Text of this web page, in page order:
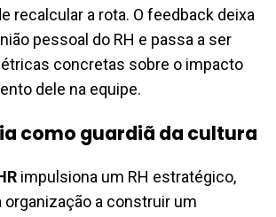
recalcular a rota. O feedback deixa
pessoal do RH e passa a ser
concretas sobre o impacto
dele na equipe.
como guardiã da cultura
impulsiona um RH estratégico,
organização a construir um